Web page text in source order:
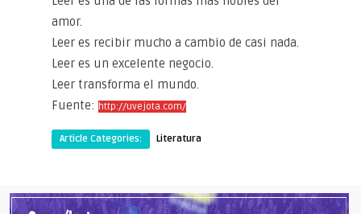
amor.
Leer es recibir mucho a cambio de casi nada.
Leer es un excelente negocio.
Leer transforma el mundo.
Fuente: http://uvejota.com/
Article Categories: Literatura